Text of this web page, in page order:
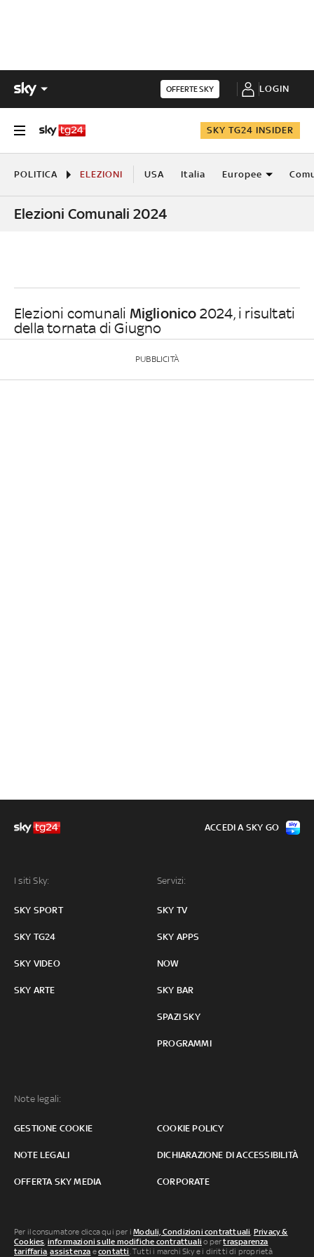
OFFERTE SKY LOGIN
SKY TG24 INSIDER
POLITICA ELEZIONI USA Italia Europee
Elezioni Comunali 2024
Elezioni comunali Miglionico 2024, i risultati
della tornata di Giugno
PUBBLICITÀ
I siti Sky:
SKY SPORT
SKY TG24
SKY VIDEO
SKY ARTE
Servizi:
SKY TV
SKY APPS
NOW
SKY BAR
SPAZI SKY
PROGRAMMI
Note legali:
GESTIONE COOKIE COOKIE POLICY
NOTE LEGALI DICHIARAZIONE DI ACCESSIBILITÀ
OFFERTA SKY MEDIA CORPORATE
ACCEDI A SKY GO
Per il consumatore clicca qui per iModuli, Condizioni contrattuali, Privacy &
Cookies, informazioni sulle modifiche contrattuali o pertrasparenza
tariffaria,assistenza econtatti. Tutti i marchi Sky e i diritti di proprietà